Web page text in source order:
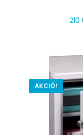
210
AKCIÓ!